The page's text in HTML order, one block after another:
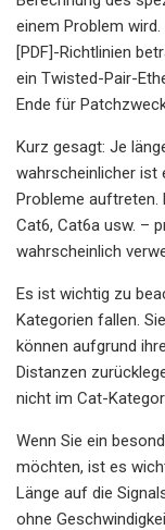
einem Problem
[PDF]-Richtlinien
ein Twisted-Pair-
Ende für
Kurz gesagt: Je
wahrscheinlicher ist
Probleme auftreten.
Cat6, Cat6a usw. –
wahrscheinlich
Es ist wichtig zu
Kategorien fallen.
können aufgrund
Distanzen
nicht im Cat-
Wenn Sie ein
möchten, ist es
Länge auf die
ohne